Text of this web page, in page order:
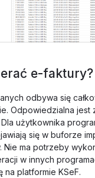
e-faktury?
odbywa się
Odpowiedzialna jest
Dla użytkownika
się w buforze
Nie ma potrzeby
w innych
na platformie KSeF.